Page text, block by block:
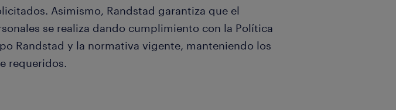
Asimismo, Randstad garantiza que el
se realiza dando cumplimiento con la Política
Randstad y la normativa vigente, manteniendo los
requeridos.